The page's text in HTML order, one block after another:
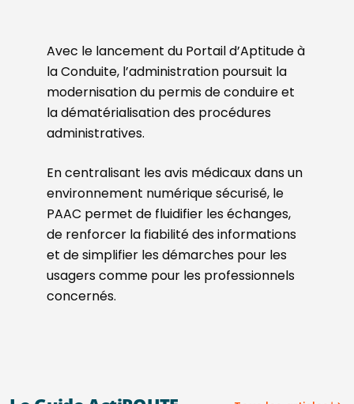
Avec le lancement du Portail d’Aptitude à
la Conduite, l’administration poursuit la
modernisation du permis de conduire et
la dématérialisation des procédures
administratives.
En centralisant les avis médicaux dans un
environnement numérique sécurisé, le
PAAC permet de fluidifier les échanges,
de renforcer la fiabilité des informations
et de simplifier les démarches pour les
usagers comme pour les professionnels
concernés.